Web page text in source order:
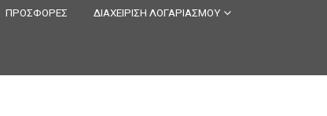
ΠΡΟΣΦΟΡΕΣ ΔΙΑΧΕΙΡΙΣΗ ΛΟΓΑΡΙΑΣΜΟΥ